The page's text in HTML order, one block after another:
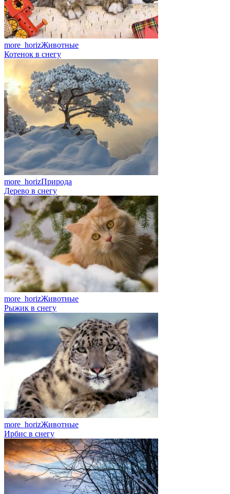
more_horizЖивотные
Котенок в снегу
more_horizПрирода
Дерево в снегу
more_horizЖивотные
Рыжик в снегу
more_horizЖивотные
Ирбис в снегу